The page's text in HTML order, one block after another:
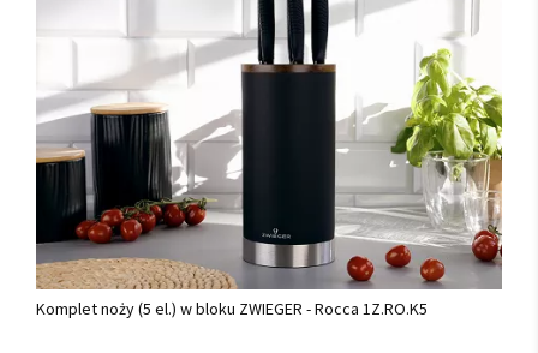
Komplet noży (5 el.) w bloku ZWIEGER - Rocca 1Z.RO.K5